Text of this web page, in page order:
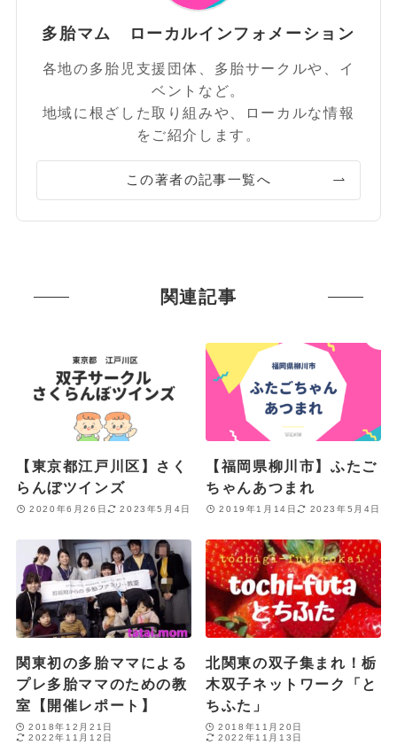
多胎マム ローカルインフォメーション
各地の多胎児支援団体、多胎サークルや、イ
ベントなど。
地域に根ざした取り組みや、ローカルな情報
をご紹介します。
この著者の記事一覧へ
関連記事
【東京都江戸川区】さく
らんぼツインズ
2020年6月26日 2023年5月4日
【福岡県柳川市】ふたご
ちゃんあつまれ
2019年1月14日 2023年5月4日
関東初の多胎ママによる
プレ多胎ママのための教
室【開催レポート】
2018年12月21日
2022年11月12日
北関東の双子集まれ！栃
木双子ネットワーク「と
ちふた」
2018年11月20日
2022年11月13日